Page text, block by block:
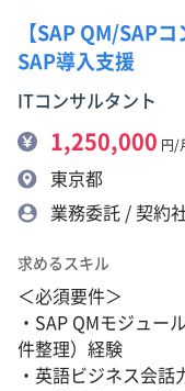
【SAP QM/SAP
SAP導入支援
ITコンサルタント
1,250,000 円/
東京都
業務委託 / 契約
求めるスキル
＜必須要件＞
・SAP QMモジュー
件整理）経験
・英語ビジネス会話